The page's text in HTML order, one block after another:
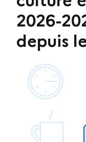
2026-
depuis